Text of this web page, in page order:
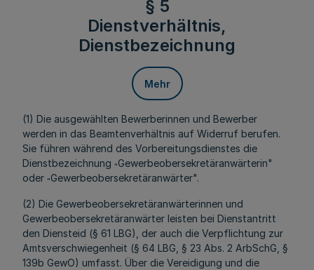
§ 5
Dienstverhältnis,
Dienstbezeichnung
Mehr
(1) Die ausgewählten Bewerberinnen und Bewerber
werden in das Beamtenverhältnis auf Widerruf berufen.
Sie führen während des Vorbereitungsdienstes die
Dienstbezeichnung "Gewerbeobersekretäranwärterin"
oder "Gewerbeobersekretäranwärter".
(2) Die Gewerbeobersekretäranwärterinnen und
Gewerbeobersekretäranwärter leisten bei Dienstantritt
den Diensteid (§ 61 LBG), der auch die Verpflichtung zur
Amtsverschwiegenheit (§ 64 LBG, § 23 Abs. 2 ArbSchG, §
139b GewO) umfasst. Über die Vereidigung und die